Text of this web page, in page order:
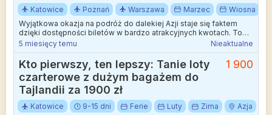
Katowice Poznań Warszawa Marzec
Wiosna
Wyjątkowa okazja na podróż do dalekiej Azji staje się faktem
dzięki dostępności biletów w bardzo atrakcyjnych kwotach. To
doskonała szansa na odwiedzenie Azji Południowo-Wschodniej,
rozpoczynając wyprawę z Polski.
5 miesięcy temu Nieaktualne
Kto pierwszy, ten lepszy: Tanie loty
czarterowe z dużym bagażem do
Tajlandii za 1900 zł
1 900
Katowice 9-15 dni Ferie Luty Zima Azja